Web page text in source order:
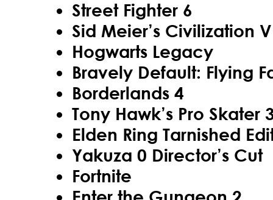
Street Fighter 6
Sid Meier’s Civilization
Hogwarts Legacy
Bravely Default: Flying
Borderlands 4
Tony Hawk’s Pro Skater
Elden Ring Tarnished
Yakuza 0 Director’s Cut
Fortnite